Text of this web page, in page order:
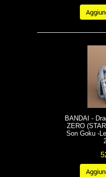
BANDAI -
ZERO
Son Goku -